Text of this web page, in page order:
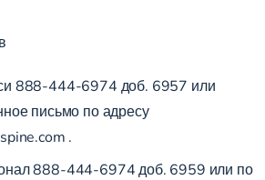
888-444-6974 доб. 6957 или
письмо по адресу
.
888-444-6974доб. 6959 или по